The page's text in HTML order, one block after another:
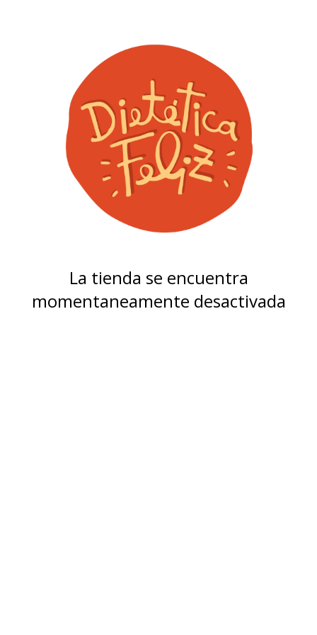
La tienda se encuentra
momentaneamente desactivada